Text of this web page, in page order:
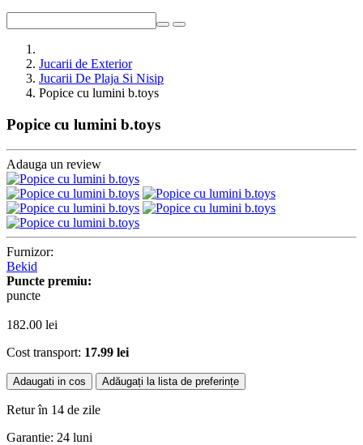
Jucarii de Exterior
Jucarii De Plaja Si Nisip
Popice cu lumini b.toys
Popice cu lumini b.toys
Adauga un review
Furnizor:
Bekid
Puncte premiu:
puncte
182.00 lei
Cost transport: 17.99 lei
Adaugati in cos Adăugați la lista de preferințe
Retur în 14 de zile
Garantie: 24 luni